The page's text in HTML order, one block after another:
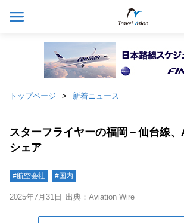
トップページ 新着ニュース
スターフライヤーの福岡－仙台線
シェア
#航空会社 #国内
2025年7月31日 出典：Aviation Wire